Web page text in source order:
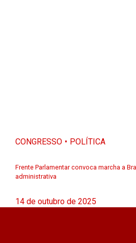
CONGRESSO POLÍTICA
Frente Parlamentar convoca marcha a
administrativa
14 de outubro de 2025